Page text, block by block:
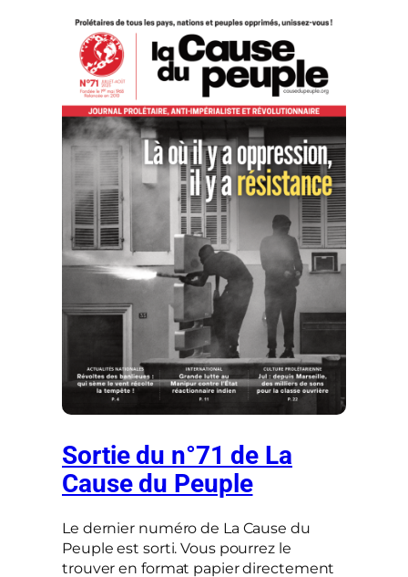
Sortie du n°71 de La
Cause du Peuple
Le dernier numéro de La Cause du
Peuple est sorti. Vous pourrez le
trouver en format papier directement